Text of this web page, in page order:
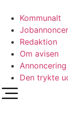
indhold
Kommunalt
Jobannoncer
Redaktion
Om avisen
Annoncering
Den trykte